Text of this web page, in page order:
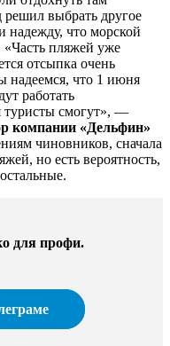
решил выбрать другое
надежду, что морской
«Часть пляжей уже
отсыпка очень
надеемся, что 1 июня
работать
туристы смогут», —
компании «Дельфин»
чиновников, сначала
но есть вероятность,
для профи.​